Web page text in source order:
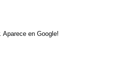
Aparece en Google!